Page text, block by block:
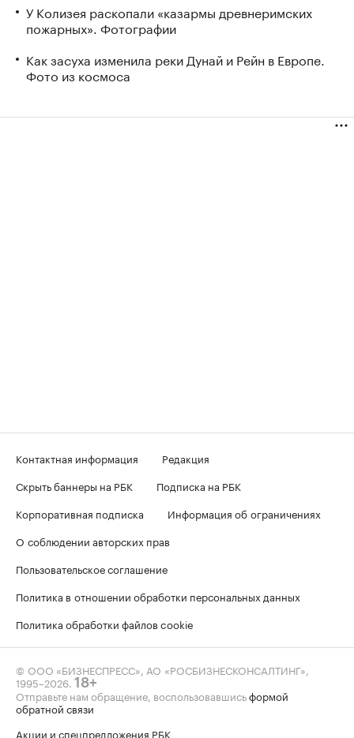
У Колизея раскопали «казармы древнеримских
пожарных». Фотографии
Как засуха изменила реки Дунай и Рейн в Европе.
Фото из космоса
Контактная информация
Редакция
Скрыть баннеры на РБК
Подписка на РБК
Корпоративная подписка
Информация об ограничениях
О соблюдении авторских прав
Пользовательское соглашение
Политика в отношении обработки персональных данных
Политика обработки файлов cookie
© ООО «БИЗНЕСПРЕСС», АО «РОСБИЗНЕСКОНСАЛТИНГ»,
1995–2026 18+
Отправьте нам обращение, воспользовавшисьформой
обратной связи
Акции и спецпредложения РБК